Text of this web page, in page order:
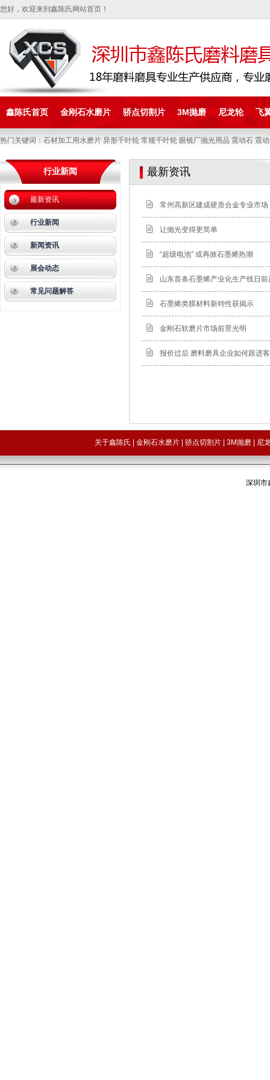
您好，欢迎来到鑫陈氏网站首页！
鑫陈氏首页 金刚石水磨片 骄点切割片 3M抛磨 尼龙轮 飞
热门关键词：石材加工用水磨片 异形千叶轮 常规千叶轮 眼镜厂抛光用品 震动石 震
行业新闻
最新资讯
行业新闻
新闻资讯
展会动态
常见问题解答
最新资讯
常州高新区建成硬质合金专业市场
让抛光变得更简单
“超级电池” 或再掀石墨烯热潮
山东首条石墨烯产业化生产线日
石墨烯类膜材料新特性获揭示
金刚石软磨片市场前景光明
报价过后 磨料磨具企业如何跟进
关于鑫陈氏 金刚石水磨片 骄点切割片 3M抛磨 尼
深圳市